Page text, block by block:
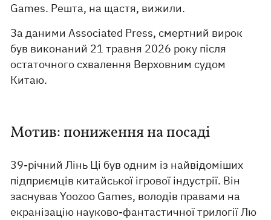
Games. Решта, на щастя, вижили.
За даними Associated Press, смертний вирок
був виконаний 21 травня 2026 року після
остаточного схвалення Верховним судом
Китаю.
Мотив: пониження на посаді
39-річний Лінь Ці був одним із найвідоміших
підприємців китайської ігрової індустрії. Він
заснував Yoozoo Games, володів правами на
екранізацію науково-фантастичної трилогії Лю